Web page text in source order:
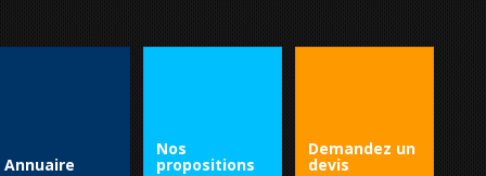
Annuaire
Nos
propositions
Demandez un
devis